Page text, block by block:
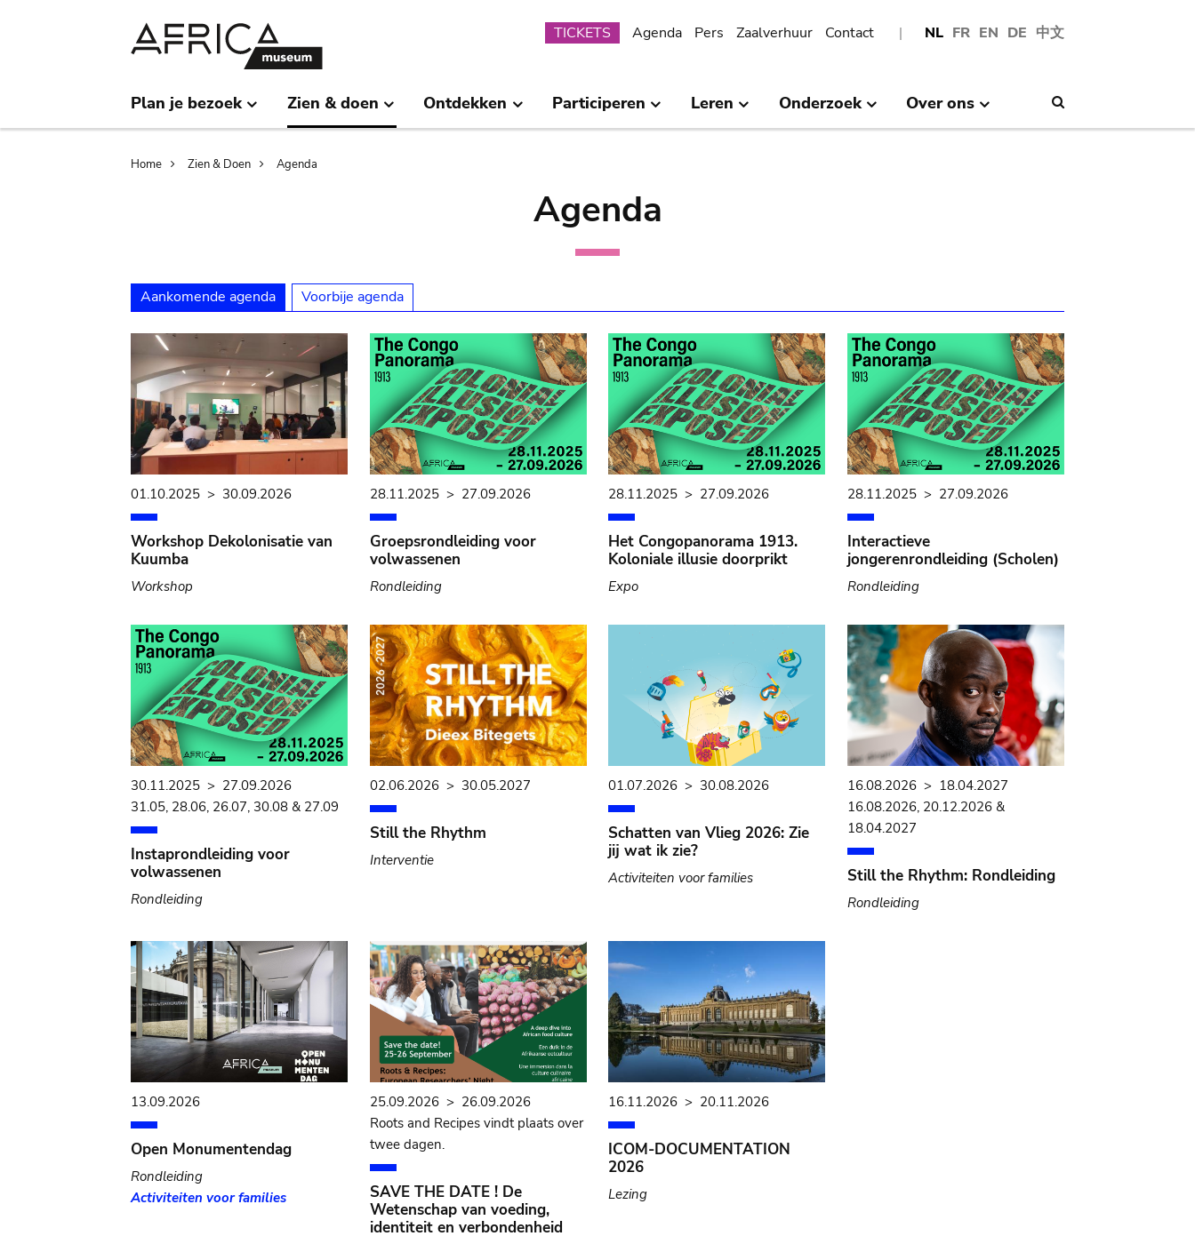
NL FR EN DE 中文
Submenu
TICKETS Agenda Pers Zaalverhuur Contact
Plan je bezoek Zien & doen Ontdekken Participeren Leren Onderzoek Over ons
Breadcrumb
Home Zien & Doen Agenda
Agenda
Aankomende agenda Voorbije agenda
01.10.2025 > 30.09.2026
Workshop Dekolonisatie van
Kuumba
Workshop
28.11.2025 > 27.09.2026
Groepsrondleiding voor
volwassenen
Rondleiding
28.11.2025 > 27.09.2026
Het Congopanorama 1913.
Koloniale illusie doorprikt
Expo
28.11.2025 > 27.09.2026
Interactieve
jongerenrondleiding (Scholen)
Rondleiding
30.11.2025 > 27.09.2026
31.05, 28.06, 26.07, 30.08 & 27.09
Instaprondleiding voor
volwassenen
Rondleiding
02.06.2026 > 30.05.2027
Still the Rhythm
Interventie
01.07.2026 > 30.08.2026
Schatten van Vlieg 2026: Zie
jij wat ik zie?
Activiteiten voor families
16.08.2026 > 18.04.2027
16.08.2026, 20.12.2026 &
18.04.2027
Still the Rhythm: Rondleiding
Rondleiding
13.09.2026
Open Monumentendag
Rondleiding
Activiteiten voor families
25.09.2026 > 26.09.2026
Roots and Recipes vindt plaats over
twee dagen.
SAVE THE DATE ! De
Wetenschap van voeding,
identiteit en verbondenheid
16.11.2026 > 20.11.2026
ICOM-DOCUMENTATION
2026
Lezing